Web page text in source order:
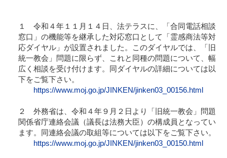
１ 令和４年１１月１４日、法テラスに、「合同電話相談
窓口」の機能等を継承した対応窓口として「霊感商法等対
応ダイヤル」が設置されました。このダイヤルでは、「旧
統一教会」問題に限らず、これと同種の問題について、幅
広く相談を受け付けます。同ダイヤルの詳細については以
下をご覧下さい。
https://www.moj.go.jp/JINKEN/jinken03_00156.html
２ 外務省は、令和４年９月２日より「旧統一教会」問題
関係省庁連絡会議（議長は法務大臣）の構成員となってい
ます。同連絡会議の取組等については以下をご覧下さい。
https://www.moj.go.jp/JINKEN/jinken03_00150.html